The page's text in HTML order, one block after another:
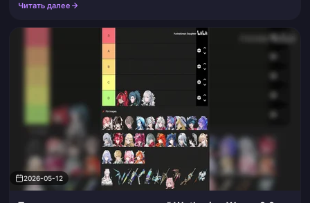
платежного шлюз...
Читать далее
2026-05-12